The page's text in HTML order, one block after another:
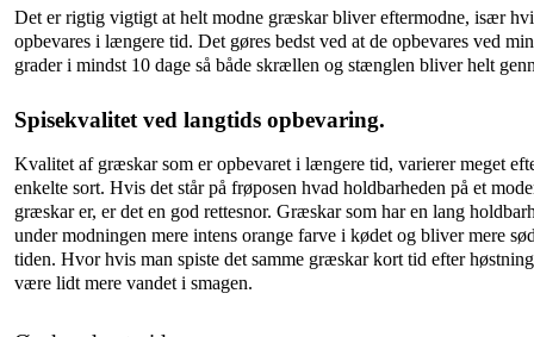
Det er rigtig vigtigt at helt modne græskar bliver eftermodne, især
opbevares i længere tid. Det gøres bedst ved at de opbevares ved
grader i mindst 10 dage så både skrællen og stænglen bliver helt
Spisekvalitet ved langtids opbevaring.
Kvalitet af græskar som er opbevaret i længere tid, varierer meget
enkelte sort. Hvis det står på frøposen hvad holdbarheden på et
græskar er, er det en god rettesnor. Græskar som har en lang
under modningen mere intens orange farve i kødet og bliver mere
tiden. Hvor hvis man spiste det samme græskar kort tid efter
være lidt mere vandet i smagen.